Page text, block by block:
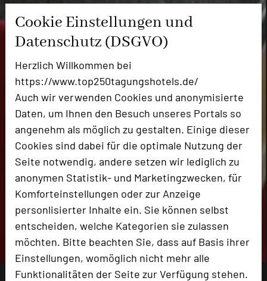
Cookie Einstellungen und
Datenschutz (DSGVO)
Herzlich Willkommen bei
https://www.top250tagungshotels.de/
Auch wir verwenden Cookies und anonymisierte
Daten, um Ihnen den Besuch unseres Portals so
angenehm als möglich zu gestalten. Einige dieser
Cookies sind dabei für die optimale Nutzung der
Seite notwendig, andere setzen wir lediglich zu
anonymen Statistik- und Marketingzwecken, für
Komforteinstellungen oder zur Anzeige
personlisierter Inhalte ein. Sie können selbst
entscheiden, welche Kategorien sie zulassen
möchten. Bitte beachten Sie, dass auf Basis ihrer
Einstellungen, womöglich nicht mehr alle
Funktionalitäten der Seite zur Verfügung stehen.